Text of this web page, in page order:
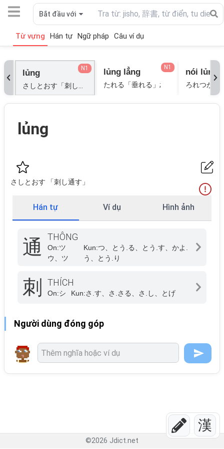
漢
Bắt đầu với
Từ vựng Hán tự Ngữ pháp Câu ví dụ
lủng N1 lủng lẳng
たれる「垂れる」;
N1 nói lủng
lủng
さしとおす 「刺し通す」
Hán tự Ví dụ Hình ảnh
通 THÔNG
On:ツ
ウ、ツ
Kun:つ、とう.る、とう.す、かよ.
う、とう.り
刺 THÍCH
On:シ Kun:さ.す、さ.さる、さ.し、とげ
Người dùng đóng góp
©2026 Jdict.net